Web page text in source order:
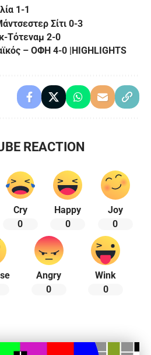
1-1
Σίτι 0-3
Τότεναμ 2-0
– ΟΦΗ 4-0 |HIGHLIGHTS
REACTION
Cry
0
Happy
0
Joy
0
Angry
0
Wink
0